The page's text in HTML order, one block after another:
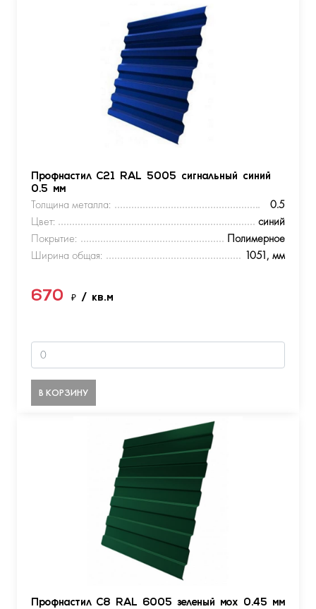
Профнастил С21 RAL 5005 сигнальный синий
0.5 мм
Толщина металла:
0.5
Цвет:
синий
Покрытие:
Полимерное
Ширина общая:
1051, мм
670 ₽ / кв.м
В КОРЗИНУ
Профнастил С8 RAL 6005 зеленый мох 0.45 мм